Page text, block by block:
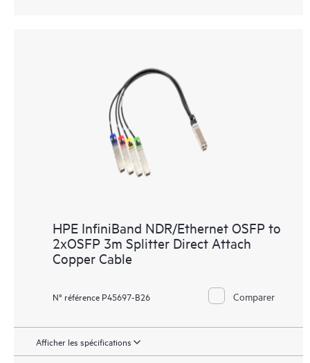
HPE InfiniBand NDR/Ethernet OSFP to
2xOSFP 3m Splitter Direct Attach
Copper Cable
N° référence P45697-B26 Comparer
Afficher les spécifications